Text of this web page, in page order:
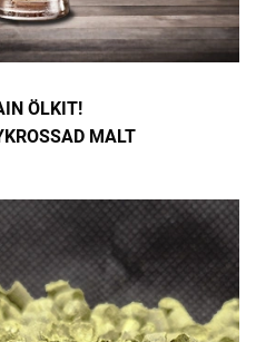
ÖLKIT!
MALT